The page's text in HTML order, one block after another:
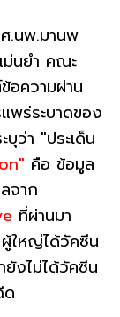
.นพ.มานพ
นยำ คณะ
อความผ่าน
พร่ระบาดของ
บุว่า "ประเด็น
คือ ข้อมูล
จาก
ที่ผ่านมา
ใหญ่ได้วัคซีน
งไม่ได้วัคซีน
ด